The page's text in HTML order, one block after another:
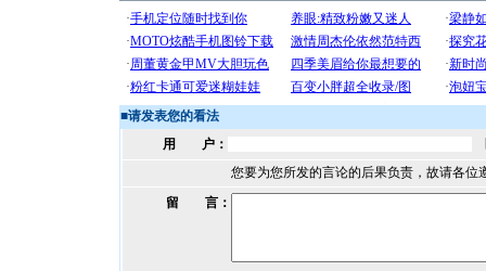
■请发表您的看法
用 户：
您要为您所发的言论的后果负责，故请各位
留 言：